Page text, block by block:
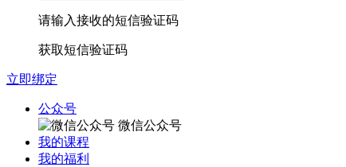
请输入接收的短信验证码
获取短信验证码
立即绑定
公众号
微信公众号
我的课程
我的福利